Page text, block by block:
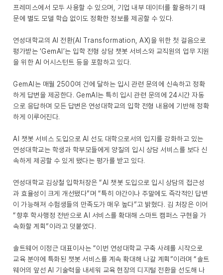
프레미스에서 모두 사용할 수 있으며, 기업 내부 데이터를 활용하기 때
문에 별도 모델 학습 없이도 정확한 정보를 제공할 수 있다.
연성대학교의 AI 전환(AI Transformation, AX)을 위한 첫 걸음으로
평가받는 ‘GemAI’는 입학 전형 상담 챗봇 서비스와 교직원의 업무 지원
을 위한 AI 어시스턴트 등을 포함하고 있다.
GemAI는 매월 2500여 건에 달하는 입시 관련 문의에 신속하고 정확
하게 답변을 제공한다. GemAI는 특히 입시 관련 문의에 24시간 자동
으로 응답하며 모든 답변은 연성대학교의 입학 전형 내용에 기반해 정확
하게 이루어진다.
AI 챗봇 서비스 도입으로 AI 선도 대학으로서의 입지를 강화하고 있는
연성대학교는 학생과 학부모들에게 양질의 입시 상담 서비스를 보다 신
속하게 제공할 수 있게 됐다는 평가를 받고 있다.
연성대학교 김상철 입학처장은 “AI 챗봇 도입으로 입시 상담의 접근성
과 효율성이 크게 개선됐다”며 “특히 야간이나 주말에도 즉각적인 답변
이 가능해져 수험생들의 만족도가 매우 높다”고 밝혔다. 김 처장은 이어
“향후 학사행정 전반으로 AI 서비스를 확대해 스마트 캠퍼스 구현을 가
속화할 계획”이라고 덧붙였다.
솔트웨어 이정근 대표이사는 “이번 연성대학교 구축 사례를 시작으로
교육 분야에 특화된 챗봇 서비스를 계속 확대해 나갈 계획”이라며 “솔트
웨어의 앞선 AI 기술력을 내세워 교육 현장의 디지털 전환을 선도해 나